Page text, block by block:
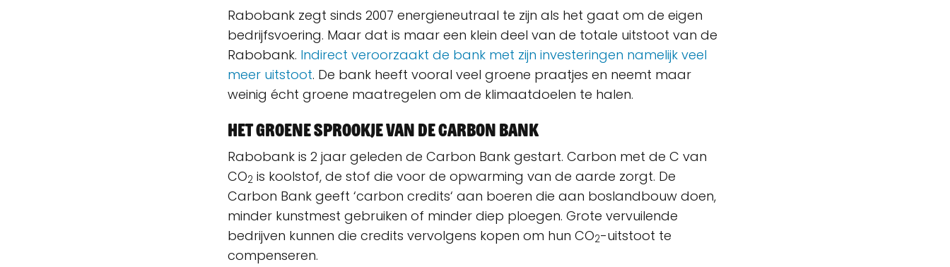
Rabobank zegt sinds 2007 energieneutraal te zijn als het gaat om de eigen
bedrijfsvoering. Maar dat is maar een klein deel van de totale uitstoot van de
Rabobank. Indirect veroorzaakt de bank met zijn investeringen namelijk veel
meer uitstoot. De bank heeft vooral veel groene praatjes en neemt maar
weinig écht groene maatregelen om de klimaatdoelen te halen.
Het groene sprookje van de Carbon Bank
Rabobank is 2 jaar geleden de Carbon Bank gestart. Carbon met de C van
CO2 is koolstof, de stof die voor de opwarming van de aarde zorgt. De
Carbon Bank geeft ‘carbon credits‘ aan boeren die aan boslandbouw doen,
minder kunstmest gebruiken of minder diep ploegen. Grote vervuilende
bedrijven kunnen die credits vervolgens kopen om hun CO2-uitstoot te
compenseren.